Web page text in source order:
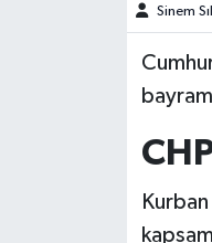
Sinem
Kim kimdir?